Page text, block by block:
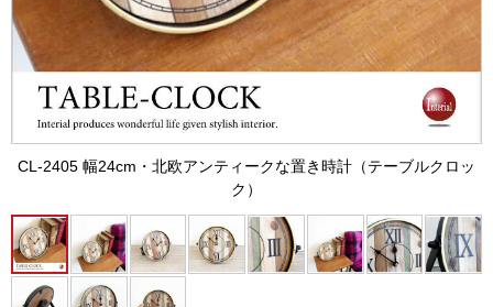
CL-2405 幅24cm・北欧アンティークな置き時計（テーブルクロッ
ク）